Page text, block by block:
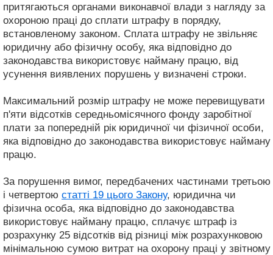
притягаються органами виконавчої влади з нагляду за
охороною праці до сплати штрафу в порядку,
встановленому законом. Сплата штрафу не звільняє
юридичну або фізичну особу, яка відповідно до
законодавства використовує найману працю, від
усунення виявлених порушень у визначені строки.
Максимальний розмір штрафу не може перевищувати
п'яти відсотків середньомісячного фонду заробітної
плати за попередній рік юридичної чи фізичної особи,
яка відповідно до законодавства використовує найману
працю.
За порушення вимог, передбачених частинами третьою
і четвертою статті 19 цього Закону, юридична чи
фізична особа, яка відповідно до законодавства
використовує найману працю, сплачує штраф із
розрахунку 25 відсотків від різниці між розрахунковою
мінімальною сумою витрат на охорону праці у звітному